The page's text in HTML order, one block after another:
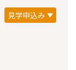
見学申込み